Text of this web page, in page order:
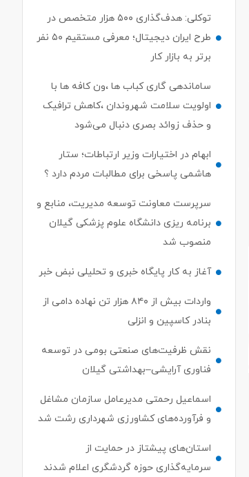
توکلی: هدف‌گذاری ۵۰۰ هزار متخصص در
طرح ایران دیجیتال؛ معرفی مستقیم ۵۰ نفر
برتر به بازار کار
ساماندهی گاری کباب ها ،ون کافه ها با
اولویت سلامت شهروندان ،کاهش ترافیک
و حذف زوائد بصری دنبال می‌شود
ابهام در اختیارات وزیر ارتباطات؛ ستار
هاشمی پاسخی برای مطالبات مردم دارد ؟
سرپرست معاونت توسعه مدیریت، منابع و
برنامه ریزی دانشگاه علوم پزشکی گیلان
منصوب شد
آغاز به کار پایگاه خبری و تحلیلی نبض خبر
واردات بیش از ۸۴۰ هزار تن نهاده دامی از
بنادر كاسپین و انزلی
نقش ظرفیت‌های صنعتی بومی در توسعه
فناوری آرایشی–بهداشتی گیلان
اسماعیل رحمتی مدیرعامل سازمان مشاغل
و فرآورده‌های کشاورزی شهرداری رشت شد
استان‌های پیشتاز در حمایت از
سرمایه‌گذاری حوزه گردشگری اعلام شدند